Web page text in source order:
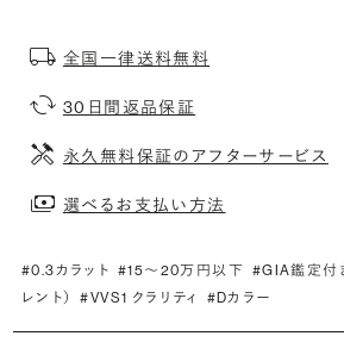
全国一律送料無料
30日間返品保証
永久無料保証のアフターサービス
選べるお支払い方法
#0.3カラット #15〜20万円以下 #GIA鑑定付
レント）
#VVS1 クラリティ #Dカラー